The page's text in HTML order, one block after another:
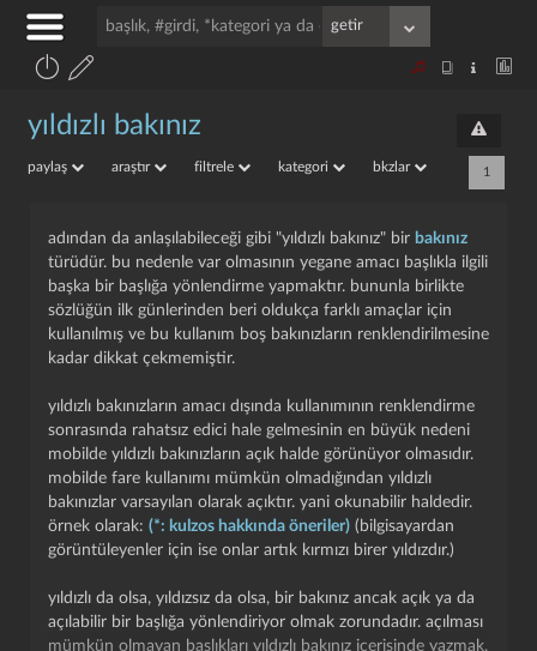
yıldızlı bakınız
paylaş araştır filtrele kategori bkzlar 1
adından da anlaşılabileceği gibi "yıldızlı bakınız" bir bakınız
türüdür. bu nedenle var olmasının yegane amacı başlıkla ilgili
başka bir başlığa yönlendirme yapmaktır. bununla birlikte
sözlüğün ilk günlerinden beri oldukça farklı amaçlar için
kullanılmış ve bu kullanım boş bakınızların renklendirilmesine
kadar dikkat çekmemiştir.
yıldızlı bakınızların amacı dışında kullanımının renklendirme
sonrasında rahatsız edici hale gelmesinin en büyük nedeni
mobilde yıldızlı bakınızların açık halde görünüyor olmasıdır.
mobilde fare kullanımı mümkün olmadığından yıldızlı
bakınızlar varsayılan olarak açıktır. yani okunabilir haldedir.
örnek olarak: (*: kulzos hakkında öneriler) (bilgisayardan
görüntüleyenler için ise onlar artık kırmızı birer yıldızdır.)
yıldızlı da olsa, yıldızsız da olsa, bir bakınız ancak açık ya da
açılabilir bir başlığa yönlendiriyor olmak zorundadır. açılması
mümkün olmayan başlıkları yıldızlı bakınız içerisinde yazmak,